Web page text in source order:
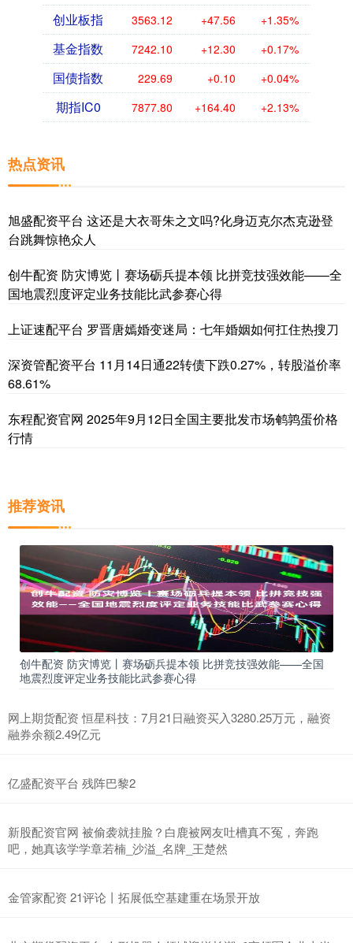
创业板指 3563.12 +47.56 +1.35%
基金指数 7242.10 +12.30 +0.17%
国债指数 229.69 +0.10 +0.04%
期指IC0 7877.80 +164.40 +2.13%
热点资讯
旭盛配资平台 这还是大衣哥朱之文吗?化身迈克尔杰克逊登
台跳舞惊艳众人
创牛配资 防灾博览丨赛场砺兵提本领 比拼竞技强效能——全
国地震烈度评定业务技能比武参赛心得
上证速配平台 罗晋唐嫣婚变迷局：七年婚姻如何扛住热搜刀
深资管配资平台 11月14日通22转债下跌0.27%，转股溢价率
68.61%
东程配资官网 2025年9月12日全国主要批发市场鹌鹑蛋价格
行情
推荐资讯
创牛配资 防灾博览丨赛场砺兵提本领 比拼竞技强效能——全国
地震烈度评定业务技能比武参赛心得
网上期货配资 恒星科技：7月21日融资买入3280.25万元，融资
融券余额2.49亿元
亿盛配资平台 残阵巴黎2
新股配资官网 被偷袭就挂脸？白鹿被网友吐槽真不冤，奔跑
吧，她真该学学章若楠_沙溢_名牌_王楚然
金管家配资 21评论丨拓展低空基建重在场景开放